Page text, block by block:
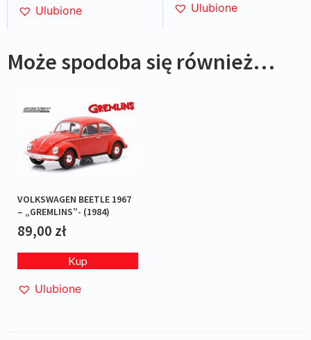
Ulubione Ulubione
Może spodoba się również…
VOLKSWAGEN BEETLE 1967
– „GREMLINS”- (1984)
89,00 zł
Kup
Ulubione